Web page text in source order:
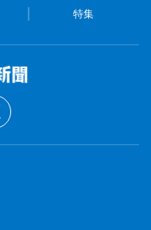
特集